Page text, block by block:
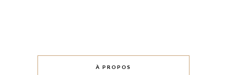
À PROPOS